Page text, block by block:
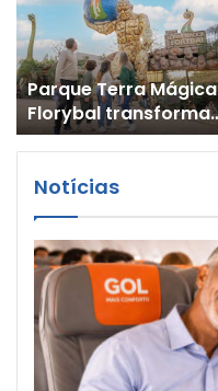
Parque Terra Mágica
Florybal transforma
Dia dos Pais em
Notícias